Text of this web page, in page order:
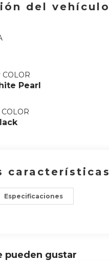
del vehículo
COLOR
Pearl
COLOR
características
Especificaciones
pueden gustar